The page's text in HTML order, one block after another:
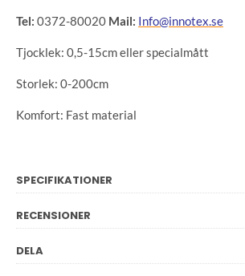
Tel: 0372-80020 Mail: Info@innotex.se
Tjocklek: 0,5-15cm eller specialmått
Storlek: 0-200cm
Komfort: Fast material
SPECIFIKATIONER
RECENSIONER
DELA